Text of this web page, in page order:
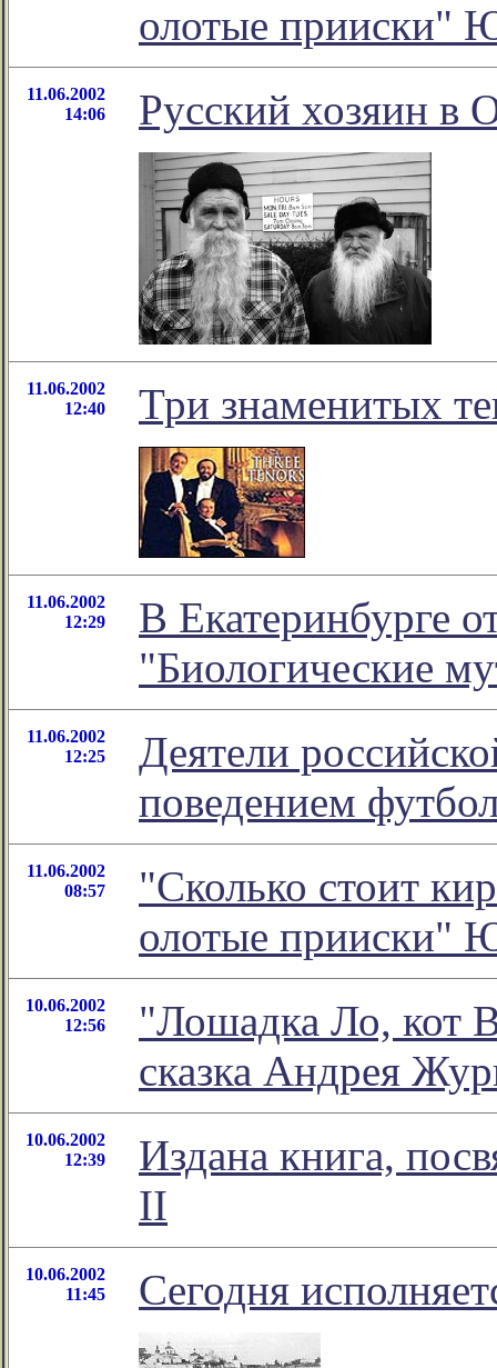
олотые прииски"
11.06.2002
14:06
Русский хозяин
11.06.2002
12:40
Три знаменитых
11.06.2002
12:29
В Екатеринбурге
"Биологические
11.06.2002
12:25
Деятели
поведением
11.06.2002
08:57
"Сколько стоит
олотые прииски"
10.06.2002
12:56
"Лошадка Ло, кот
сказка Андрея
10.06.2002
12:39
Издана книга,
II
10.06.2002
11:45
Сегодня